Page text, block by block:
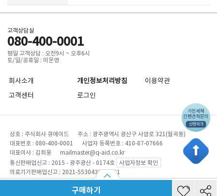
구매하기
고객상담실
080-400-0001
평일 고객상담 : 오전9시 ~ 오후6시
토/일/공휴일 : 미운영
회사소개 개인정보처리방침
이용약관
고객센터
로그인
상호 : 주식회사 큐에이드 주소 : 광주광역시 광산구 사암로 321(월곡동)
대표번호 : 080-400-0001 사업자 등록번호 : 410-87-07666
대표이사 : 김희웅 mailmaster@q-aid.co.kr
통신판매업신고 : 2015 - 광주광산 - 0174호
사업자정보 확인
의료기기판매업신고 : 2021-5530439-00061